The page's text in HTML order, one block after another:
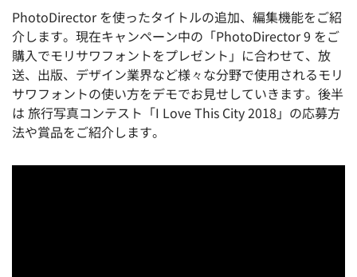
PhotoDirector を使ったタイトルの追加、編集機能をご紹
介します。現在キャンペーン中の「PhotoDirector 9 をご
購入でモリサワフォントをプレゼント」に合わせて、放
送、出版、デザイン業界など様々な分野で使用されるモリ
サワフォントの使い方をデモでお見せしていきます。後半
は 旅行写真コンテスト「I Love This City 2018」の応募方
法や賞品をご紹介します。